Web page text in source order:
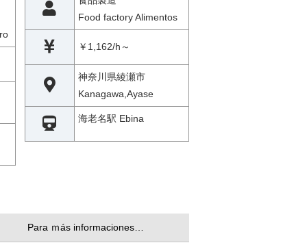
Food factory Alimentos
￥1,162/h～
神奈川県綾瀬市
Kanagawa,Ayase
海老名駅 Ebina
Para ｍás informaciones…